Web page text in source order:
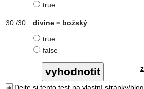
true
divine = božský
true
false